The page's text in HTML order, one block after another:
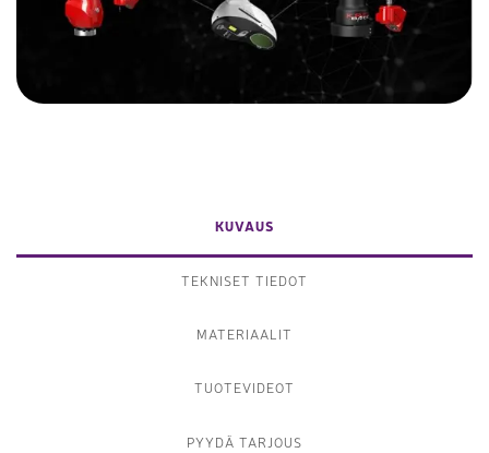
KUVAUS
TEKNISET TIEDOT
MATERIAALIT
TUOTEVIDEOT
PYYDÄ TARJOUS